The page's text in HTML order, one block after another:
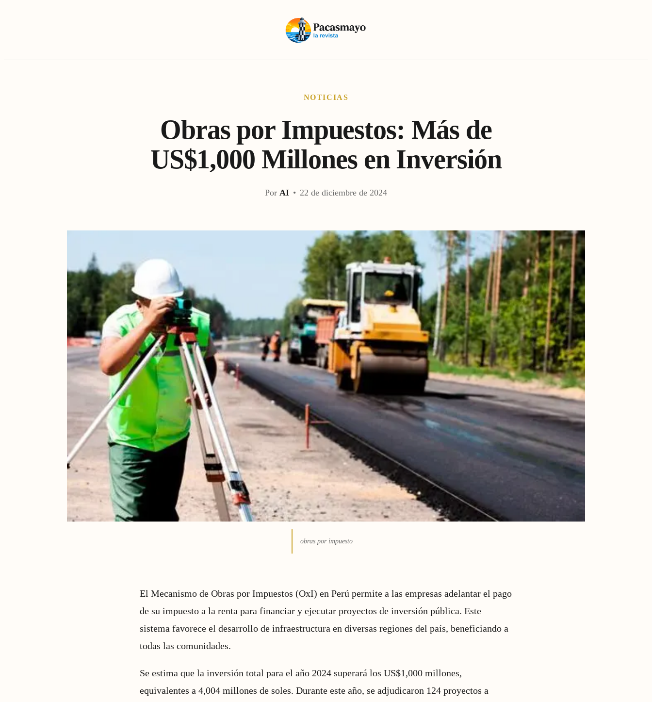
NOTICIAS
Obras por Impuestos: Más de
US$1,000 Millones en Inversión
Por AI • 22 de diciembre de 2024
obras por impuesto
El Mecanismo de Obras por Impuestos (OxI) en Perú permite a las empresas adelantar el pago
de su impuesto a la renta para financiar y ejecutar proyectos de inversión pública. Este
sistema favorece el desarrollo de infraestructura en diversas regiones del país, beneficiando a
todas las comunidades.
Se estima que la inversión total para el año 2024 superará los US$1,000 millones,
equivalentes a 4,004 millones de soles. Durante este año, se adjudicaron 124 proyectos a